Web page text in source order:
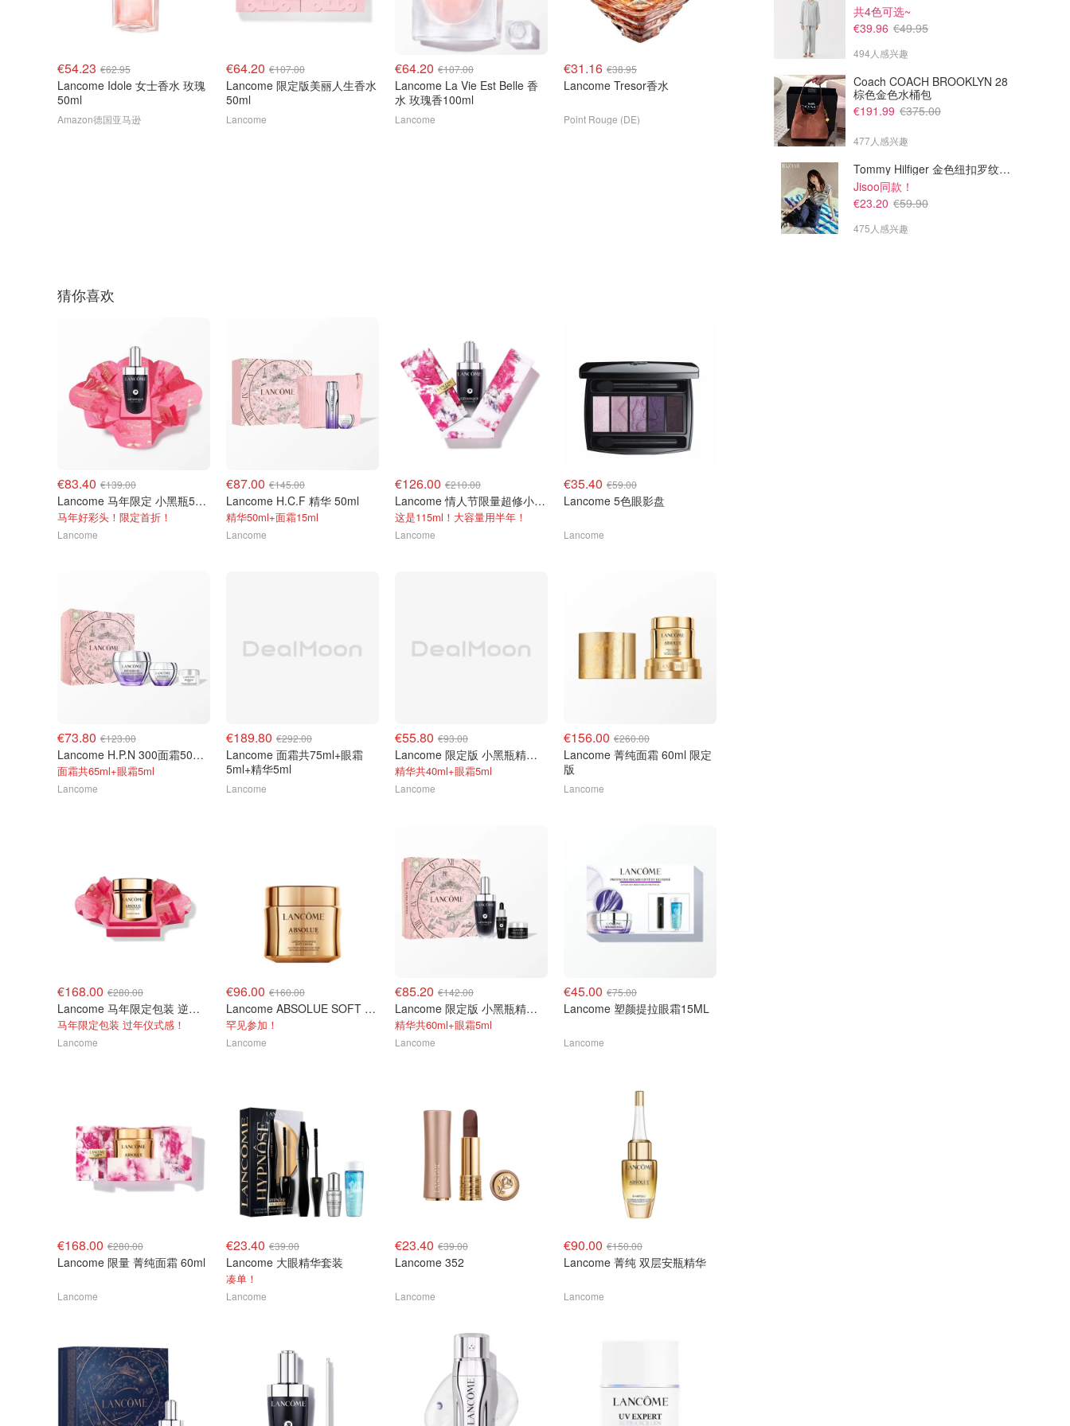
€54.23 €62.95
Lancome Idole 女士香水 玫瑰
50ml
Amazon德国亚马逊
€64.20 €107.00
Lancome 限定版美丽人生香水
50ml
Lancome
€64.20 €107.00
Lancome La Vie Est Belle 香
水 玫瑰香100ml
Lancome
€31.16 €38.95
Lancome Tresor香水
Point Rouge (DE)
Lancome La Vie Est Belle香水
Point Rouge (DE)
Lancome 香水套装
Point Rouge (DE)
猜你喜欢
€83.40 €139.00
Lancome 马年限定 小黑瓶50ml
马年好彩头！限定首折！
Lancome
€87.00 €145.00
Lancome H.C.F 精华 50ml
精华50ml+面霜15ml
Lancome
€126.00 €210.00
Lancome 情人节限量超修小黑瓶 115ml
这是115ml！大容量用半年！
Lancome
€35.40 €59.00
Lancome 5色眼影盘
Lancome
€73.80 €123.00
Lancome H.P.N 300面霜50ml礼盒
面霜共65ml+眼霜5ml
Lancome
€189.80 €292.00
Lancome 面霜共75ml+眼霜
5ml+精华5ml
Lancome
€55.80 €93.00
Lancome 限定版 小黑瓶精华套装 30ml
精华共40ml+眼霜5ml
Lancome
€156.00 €260.00
Lancome 菁纯面霜 60ml 限定
版
Lancome
€168.00 €280.00
Lancome 马年限定包装 逆龄面霜60ml
马年限定包装 过年仪式感！
Lancome
€96.00 €160.00
Lancome ABSOLUE SOFT CREAM面霜30ml
罕见参加！
Lancome
€85.20 €142.00
Lancome 限定版 小黑瓶精华套装50ml
精华共60ml+眼霜5ml
Lancome
€45.00 €75.00
Lancome 塑颜提拉眼霜15ML
Lancome
€168.00 €280.00
Lancome 限量 菁纯面霜 60ml
Lancome
€23.40 €39.00
Lancome 大眼精华套装
凑单！
Lancome
€23.40 €39.00
Lancome 352
Lancome
€90.00 €150.00
Lancome 菁纯 双层安瓶精华
Lancome
共4色可选~
€39.96 €49.95
494人感兴趣
Coach COACH BROOKLYN 28
棕色金色水桶包
€191.99 €375.00
477人感兴趣
Tommy Hilfiger 金色纽扣罗纹背心
Jisoo同款！
€23.20 €59.90
475人感兴趣